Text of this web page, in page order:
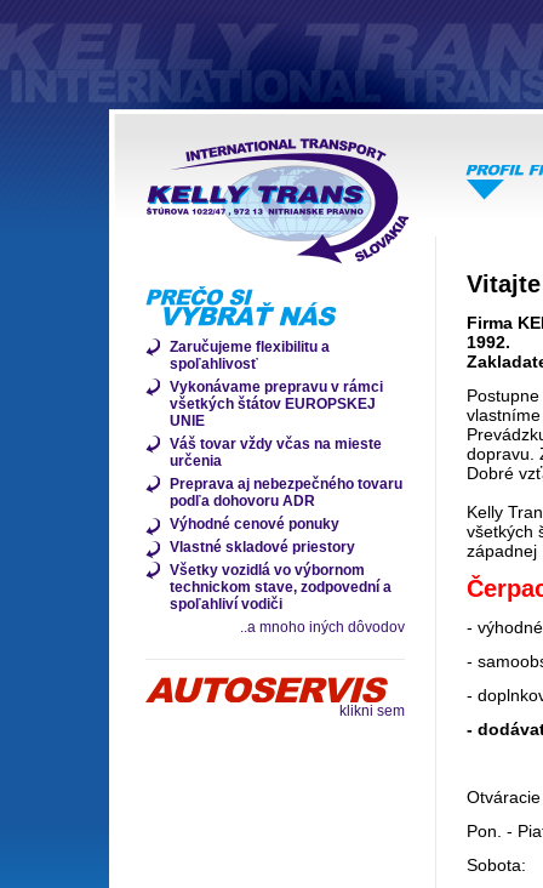
Zaručujeme flexibilitu a
spoľahlivosť
Vykonávame prepravu v rámci
všetkých štátov EUROPSKEJ
UNIE
Váš tovar vždy včas na mieste
určenia
Preprava aj nebezpečného tovaru
podľa dohovoru ADR
Výhodné cenové ponuky
Vlastné skladové priestory
Všetky vozidlá vo výbornom
technickom stave, zodpovední a
spoľahliví vodiči
..a mnoho iných dôvodov
klikni sem
Firma
1992.
dopravu.
Dobré
Kelly
všetkých
západnej
-
-
-
-
Pon. -
Sobota: